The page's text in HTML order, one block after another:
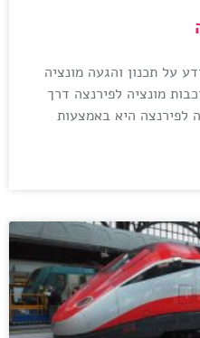
על תכנון והגעה מונציה
מונציה לפירנצה דרך
לפירנצה היא באמצעות